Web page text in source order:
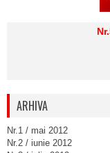
ARHIVA
Nr.1 / mai 2012
Nr.2 / iunie 2012